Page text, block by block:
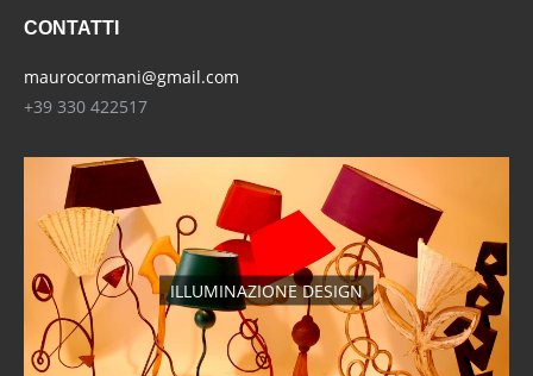
CONTATTI
maurocormani@gmail.com
+39 330 422517
ILLUMINAZIONE DESIGN